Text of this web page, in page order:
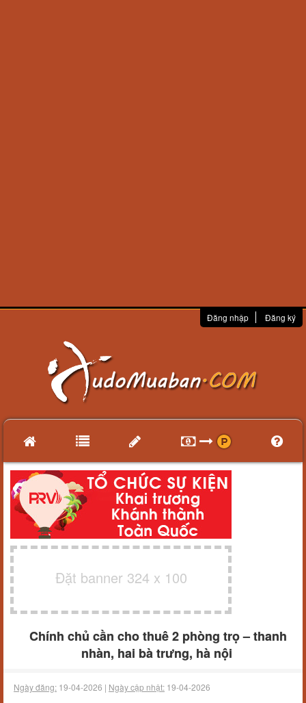
Đăng nhập Đăng ký
Đặt banner 324 x 100
Chính chủ cần cho thuê 2 phòng trọ – thanh
nhàn, hai bà trưng, hà nội
Ngày đăng: 19-04-2026 | Ngày cập nhật: 19-04-2026